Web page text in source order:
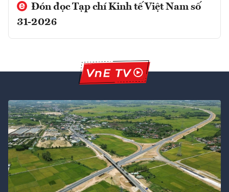
Đón đọc Tạp chí Kinh tế Việt Nam số
31-2026